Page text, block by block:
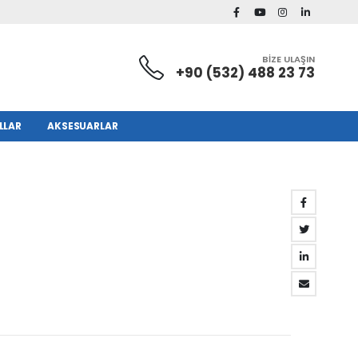
BİZE ULAŞIN
+90 (532) 488 23 73
AKSESUARLAR